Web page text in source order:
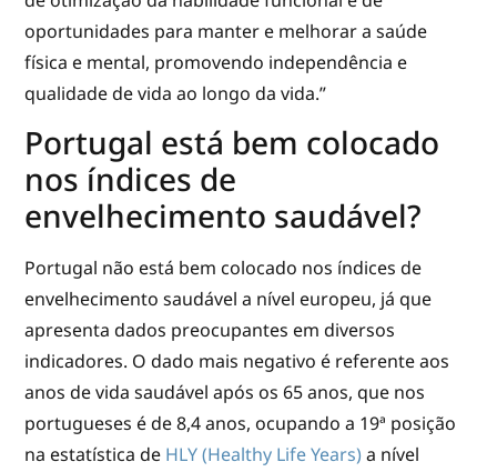
oportunidades para manter e melhorar a saúde
física e mental, promovendo independência e
qualidade de vida ao longo da vida.”
Portugal está bem colocado
nos índices de
envelhecimento saudável?
Portugal não está bem colocado nos índices de
envelhecimento saudável a nível europeu, já que
apresenta dados preocupantes em diversos
indicadores. O dado mais negativo é referente aos
anos de vida saudável após os 65 anos, que nos
portugueses é de 8,4 anos, ocupando a 19ª posição
na estatística de HLY (Healthy Life Years) a nível